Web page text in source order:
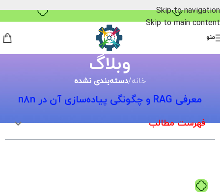
بدون ضامن، بدون سود
Skip to navigation
Skip to main content
منو
وبلاگ
خانه/دسته‌بندی نشده
معرفی RAG و چگونگی پیاده‌سازی آن در n8n
فهرست مطالب